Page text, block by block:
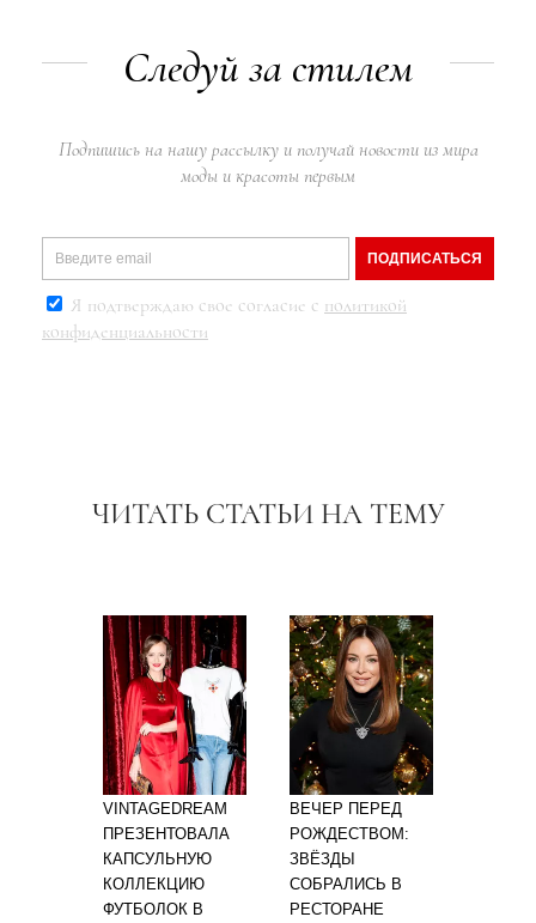
Следуй за стилем
Подпишись на нашу рассылку и получай новости из мира
моды и красоты первым
ПОДПИСАТЬСЯ
Я подтверждаю свое согласие с политикой
конфиденциальности
ЧИТАТЬ СТАТЬИ НА ТЕМУ
VINTAGEDREAM
ПРЕЗЕНТОВАЛА
КАПСУЛЬНУЮ
КОЛЛЕКЦИЮ
ФУТБОЛОК В
ВЕЧЕР ПЕРЕД
РОЖДЕСТВОМ:
ЗВЁЗДЫ
СОБРАЛИСЬ В
РЕСТОРАНЕ